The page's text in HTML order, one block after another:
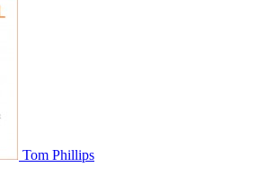
Tom Phillips